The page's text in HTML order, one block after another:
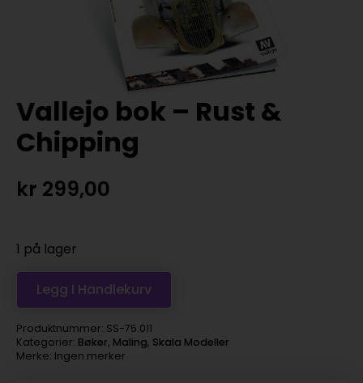
Vallejo bok – Rust &
Chipping
kr 299,00
1 på lager
Legg I Handlekurv
Produktnummer: SS-75.011
Kategorier: Bøker, Maling, Skala Modeller
Merke: Ingen merker